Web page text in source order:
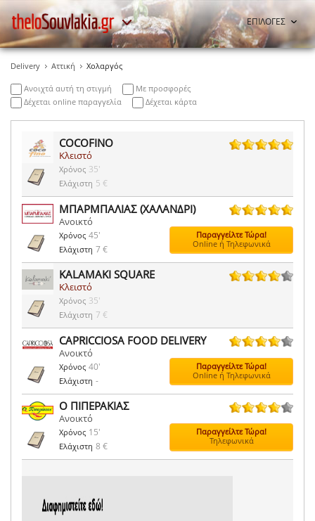
ΕΠΙΛΟΓΕΣ
Delivery Αττική Χολαργός
Ανοιχτά αυτή τη στιγμή
Με προσφορές
Δέχεται online παραγγελία
Δέχεται κάρτα
COCOFINO
Κλειστό
Χρόνος 35'
Ελάχιστη 5 €
ΜΠΑΡΜΠΑΛΙΑΣ (ΧΑΛΑΝΔΡΙ)
Ανοικτό
Χρόνος 45'
Ελάχιστη 7 €
Παραγγείλτε Τώρα!
Online ή Τηλεφωνικά
KALAMAKI SQUARE
Κλειστό
Χρόνος 35'
Ελάχιστη 7 €
CAPRICCIOSA FOOD DELIVERY
Ανοικτό
Χρόνος 40'
Ελάχιστη -
Παραγγείλτε Τώρα!
Online ή Τηλεφωνικά
Ο ΠΙΠΕΡΑΚΙΑΣ
Ανοικτό
Χρόνος 15'
Ελάχιστη 8 €
Παραγγείλτε Τώρα!
Τηλεφωνικά